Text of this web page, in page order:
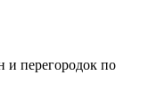
и перегородок по